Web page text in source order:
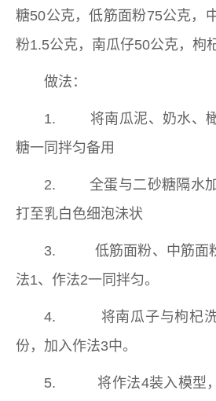
糖50公克，低筋面粉75公克，
粉1.5公克，南瓜仔50公克，枸
做法：
1. 将南瓜泥、奶水、橄
糖一同拌匀备用
2. 全蛋与二砂糖隔水加
打至乳白色细泡沬状
3. 低筋面粉、中筋面粉
法1、作法2一同拌匀。
4. 将南瓜子与枸杞洗
份，加入作法3中。
5. 将作法4装入模型，